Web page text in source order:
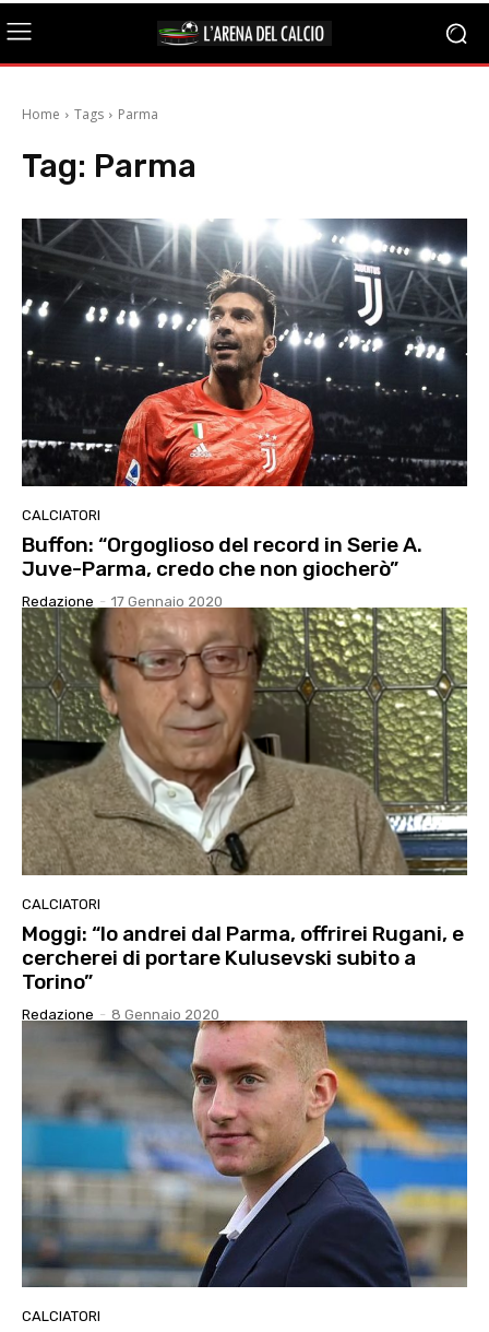
Home Tags Parma
Tag: Parma
CALCIATORI
Buffon: “Orgoglioso del record in Serie A.
Juve-Parma, credo che non giocherò”
Redazione - 17 Gennaio 2020
CALCIATORI
Moggi: “Io andrei dal Parma, offrirei Rugani, e
cercherei di portare Kulusevski subito a
Torino”
Redazione - 8 Gennaio 2020
CALCIATORI